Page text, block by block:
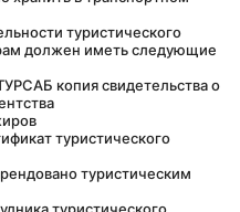
должен иметь следующие